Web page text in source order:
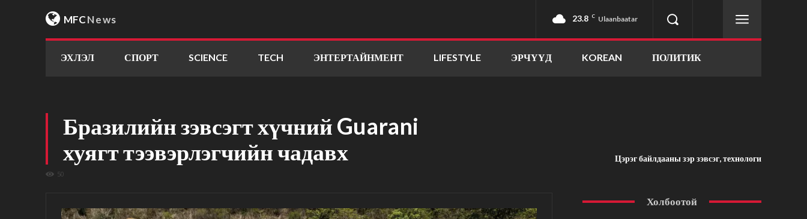
MFCNews 23.8 C Ulaanbaatar
ЭХЛЭЛ СПОРТ SCIENCE TECH ЭНТЕРТАЙНМЕНТ LIFESTYLE ЭРЧҮҮД KOREAN ПОЛИТИК
Бразилийн зэвсэгт хүчний Guarani
хуягт тээвэрлэгчийн чадавх
50
Цэрэг байлдааны зэр зэвсэг, технологи
Холбоотой